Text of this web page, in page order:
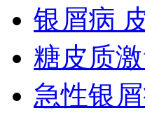
银屑病
糖皮质
急性银